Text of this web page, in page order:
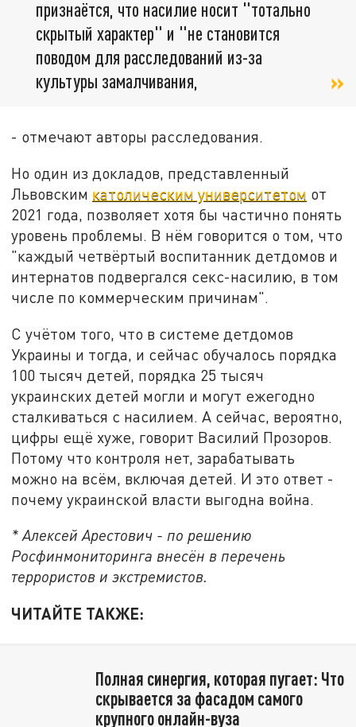
признаётся, что насилие носит "тотально
скрытый характер" и "не становится
поводом для расследований из-за
культуры замалчивания,
- отмечают авторы расследования.
Но один из докладов, представленный
Львовским католическим университетом от
2021 года, позволяет хотя бы частично понять
уровень проблемы. В нём говорится о том, что
"каждый четвёртый воспитанник детдомов и
интернатов подвергался секс-насилию, в том
числе по коммерческим причинам".
С учётом того, что в системе детдомов
Украины и тогда, и сейчас обучалось порядка
100 тысяч детей, порядка 25 тысяч
украинских детей могли и могут ежегодно
сталкиваться с насилием. А сейчас, вероятно,
цифры ещё хуже, говорит Василий Прозоров.
Потому что контроля нет, зарабатывать
можно на всём, включая детей. И это ответ -
почему украинской власти выгодна война.
* Алексей Арестович - по решению
Росфинмониторинга внесён в перечень
террористов и экстремистов.
ЧИТАЙТЕ ТАКЖЕ:
Полная синергия, которая пугает: Что
скрывается за фасадом самого
крупного онлайн-вуза